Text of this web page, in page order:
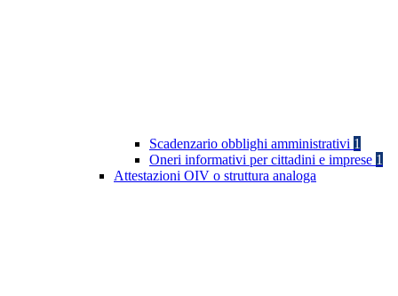
Scadenzario obblighi amministrativi 1
Oneri informativi per cittadini e imprese 1
Attestazioni OIV o struttura analoga